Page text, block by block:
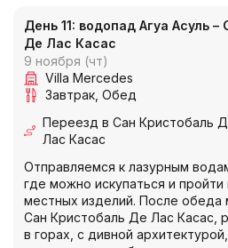
День 11: водопад Агуа Асуль
Де Лас Касас
9 ноября (чт)
Villa Mercedes
Завтрак Обед
Переезд в Сан Кристобаль
Лас Касас
Отправляемся к лазурным
где можно искупаться и
местных изделий. После
Сан Кристобаль Де Лас Касас,
в горах, с дивной